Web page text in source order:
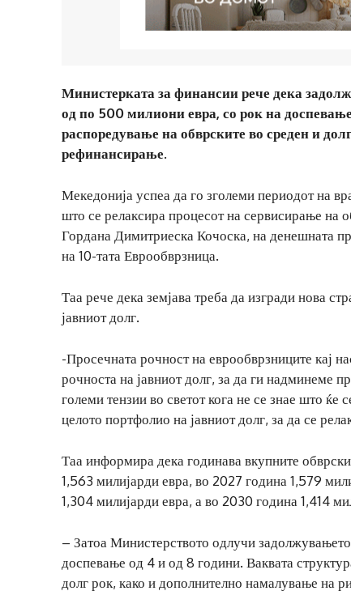
Министерката за финансии рече дека
од по 500 милиони евра, со рок на
распоредување на обврските во среден и
рефинансирање.
Мекедонија успеа да го зголеми периодот на
што се релаксира процесот на сервисирање на
Гордана Димитриеска Кочоска, на денешната
на 10-тата Еврообврзница.
Таа рече дека земјава треба да изгради нова
јавниот долг.
-Просечната рочност на еврообврзниците кај
рочноста на јавниот долг, за да ги надминеме
големи тензии во светот кога не се знае што
целото портфолио на јавниот долг, за да се
Таа информира дека годинава вкупните
1,563 милијарди евра, во 2027 година 1,579
1,304 милијарди евра, а во 2030 година 1,414
– Затоа Министерството одлучи
доспевање од 4 и од 8 години. Ваквата
долг рок, како и дополнително намалување на